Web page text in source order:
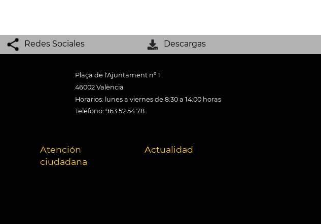
Redes Sociales Descargas
Plaça de l'Ajuntament nº 1
46002 València
Horarios: lunes a viernes de 8:30 a 14:00 horas
Teléfono: 963 52 54 78
Atención
ciudadana
Actualidad